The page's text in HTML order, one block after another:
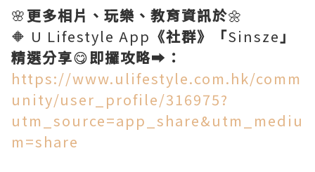
🌸更多相片、玩樂、教育資訊於🌼
🔶 U Lifestyle App 《社群》「Sinsze 」
精選分享😋即攞攻略➡️ ：
https://www.ulifestyle.com.hk/comm
unity/user_profile/316975?
utm_source=app_share&utm_mediu
m=share